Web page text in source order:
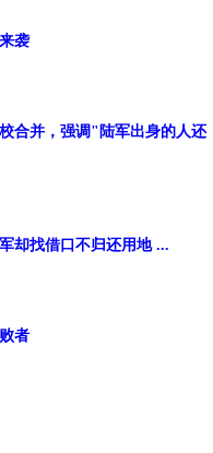
袭
合并，强调"陆军出身的人还
却找借口不归还用地 ...
者